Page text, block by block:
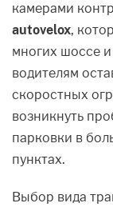
камерами
autovelox,
многих шоссе
водителям
скоростных
возникнуть
парковки в
пунктах.
Выбор вида